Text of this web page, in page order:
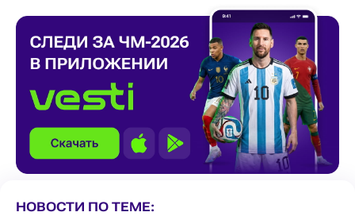
НОВОСТИ ПО ТЕМЕ: